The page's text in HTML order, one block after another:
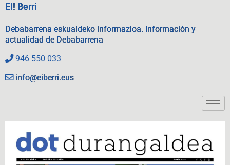
EI! Berri
Debabarrena eskualdeko informazioa. Información y
actualidad de Debabarrena
946 550 033
info@eiberri.eus